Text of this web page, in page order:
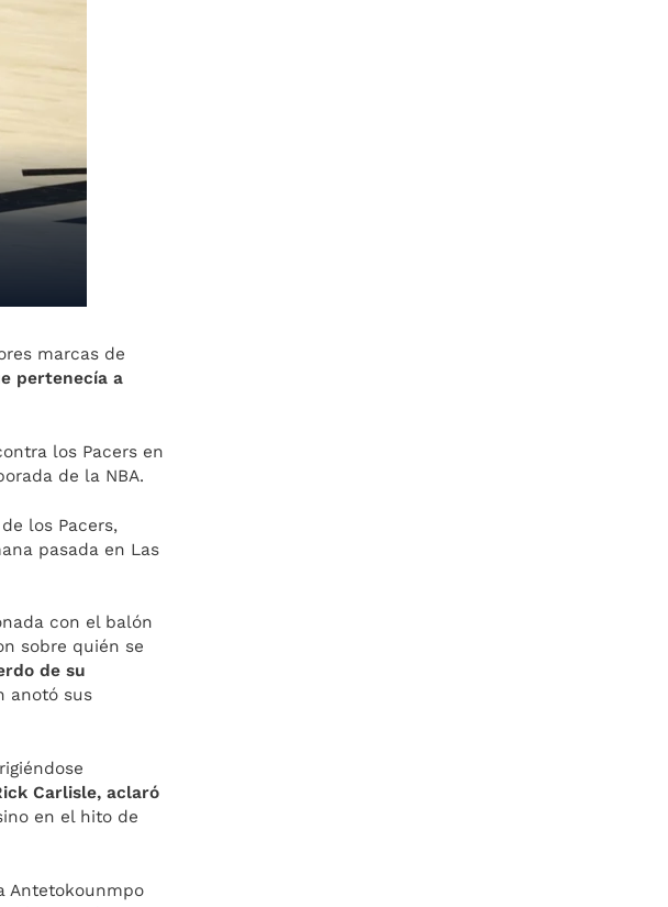
marcas de
pertenecía a
los Pacers en
de la NBA.
los Pacers,
pasada en Las
con el balón
sobre quién se
de su
anotó sus
Carlisle, aclaró
en el hito de
Antetokounmpo